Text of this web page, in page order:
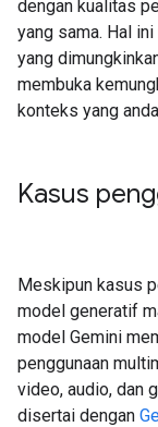
dengan kualitas
yang sama. Hal
yang
membuka
konteks yang
Kasus
Meskipun kasus
model generatif
model Gemini
penggunaan
video, audio, dan
disertai dengan